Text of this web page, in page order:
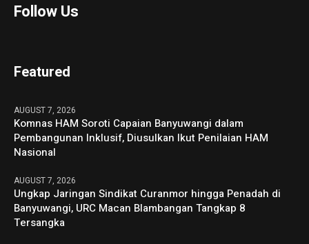
Follow Us
Featured
AUGUST 7, 2026
Komnas HAM Soroti Capaian Banyuwangi dalam
Pembangunan Inklusif, Diusulkan Ikut Penilaian HAM
Nasional
AUGUST 7, 2026
Ungkap Jaringan Sindikat Curanmor hingga Penadah di
Banyuwangi, URC Macan Blambangan Tangkap 8
Tersangka